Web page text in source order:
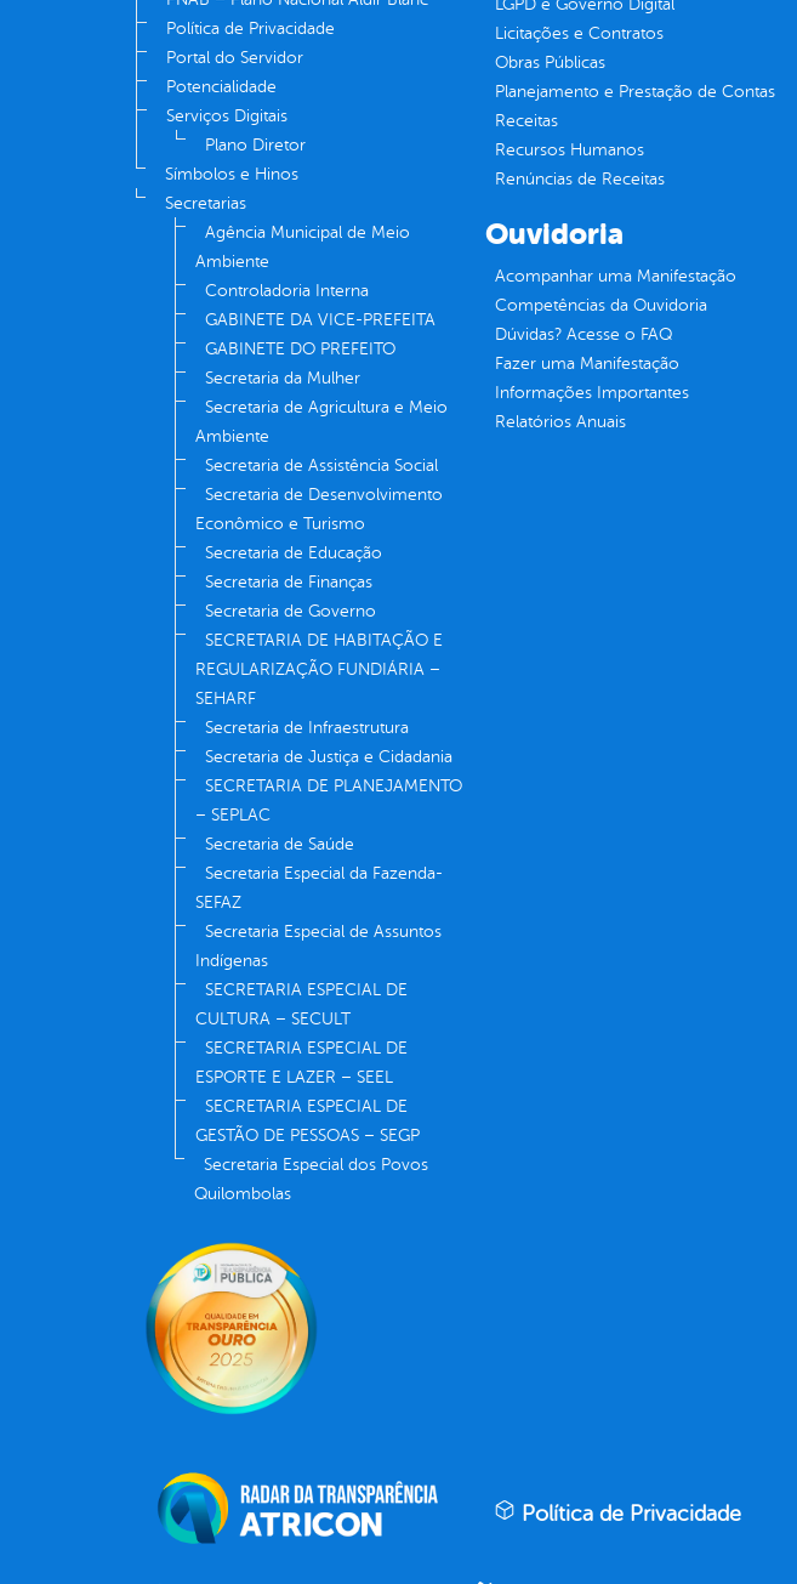
Política de Privacidade
Portal do Servidor
Potencialidade
Serviços Digitais
Plano Diretor
Símbolos e Hinos
Secretarias
Agência Municipal de Meio
Ambiente
Controladoria Interna
GABINETE DA VICE-PREFEITA
GABINETE DO PREFEITO
Secretaria da Mulher
Secretaria de Agricultura e Meio
Ambiente
Secretaria de Assistência Social
Secretaria de Desenvolvimento
Econômico e Turismo
Secretaria de Educação
Secretaria de Finanças
Secretaria de Governo
SECRETARIA DE HABITAÇÃO E
REGULARIZAÇÃO FUNDIÁRIA –
SEHARF
Secretaria de Infraestrutura
Secretaria de Justiça e Cidadania
SECRETARIA DE PLANEJAMENTO
– SEPLAC
Secretaria de Saúde
Secretaria Especial da Fazenda-
SEFAZ
Secretaria Especial de Assuntos
Indígenas
SECRETARIA ESPECIAL DE
CULTURA – SECULT
SECRETARIA ESPECIAL DE
ESPORTE E LAZER – SEEL
SECRETARIA ESPECIAL DE
GESTÃO DE PESSOAS – SEGP
Secretaria Especial dos Povos
Quilombolas
LGPD e Governo Digital
Licitações e Contratos
Obras Públicas
Planejamento e Prestação de Contas
Receitas
Recursos Humanos
Renúncias de Receitas
Ouvidoria
Acompanhar uma Manifestação
Competências da Ouvidoria
Dúvidas? Acesse o FAQ
Fazer uma Manifestação
Informações Importantes
Relatórios Anuais
Política de Privacidade